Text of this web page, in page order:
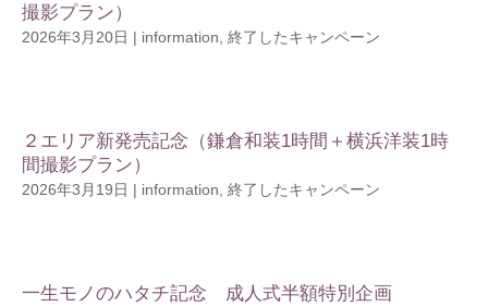
撮影プラン）
2026年3月20日 | information 終了したキャンペーン
２エリア新発売記念（鎌倉和装1時間＋横浜洋装1時
間撮影プラン）
2026年3月19日 | information 終了したキャンペーン
一生モノのハタチ記念 成人式半額特別企画